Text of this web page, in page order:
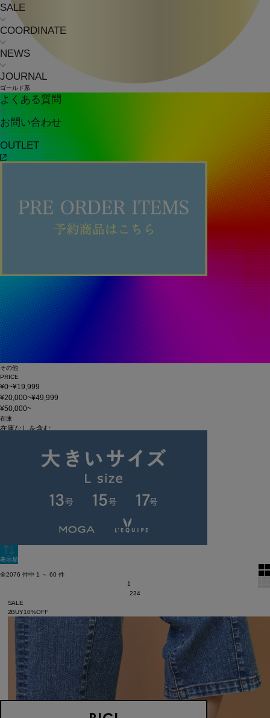
SALE
COORDINATE
NEWS
JOURNAL
よくある質問
お問い合わせ
OUTLET
ゴールド系
その他
PRICE
¥0~¥19,999
¥20,000~¥49,999
¥50,000~
在庫
在庫なしを含む
価格の安い順
表示順
全2076 件中 1 ～ 60 件
1
234
SALE
2BUY10%OFF